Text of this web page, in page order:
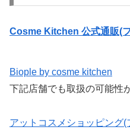
Cosme Kitchen 公式通販(
Biople by cosme kitchen
下記店舗でも取扱の可能性
アットコスメショッピング(